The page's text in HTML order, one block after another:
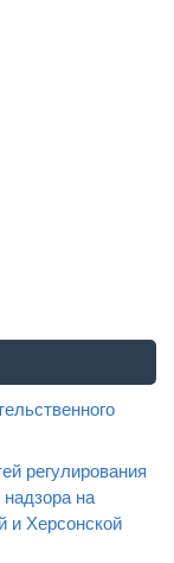
регулирования
надзора на
и Херсонской